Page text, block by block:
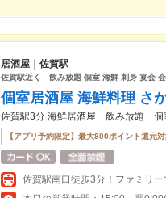
居酒屋｜佐賀駅
佐賀駅近く 飲み放題 個室 海鮮 刺身 宴会
個室居酒屋 海鮮料理 さ
佐賀駅3分 海鮮居酒屋 飲み放題 個
【アプリ予約限定】最大800ポイント還元
佐賀駅南口徒歩3分！ファミリ